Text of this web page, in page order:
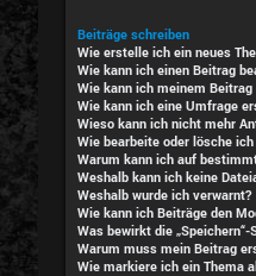
Beiträge schreiben
Wie erstelle ich ein neues
Wie kann ich einen Beitrag
Wie kann ich meinem
Wie kann ich eine Umfrage
Wieso kann ich nicht mehr
Wie bearbeite oder lösche
Warum kann ich auf
Weshalb kann ich keine
Weshalb wurde ich verwarnt?
Wie kann ich Beiträge den
Was bewirkt die
Warum muss mein Beitrag
Wie markiere ich ein Thema